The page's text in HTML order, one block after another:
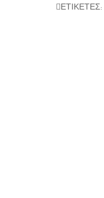
ΕΤΙΚΕΤΕΣ: